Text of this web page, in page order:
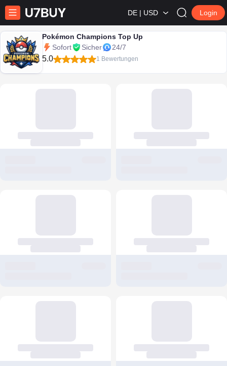
DE | USD Login
Pokémon Champions Top Up
Sofort
Sicher 24/7
5.0 1 Bewertungen